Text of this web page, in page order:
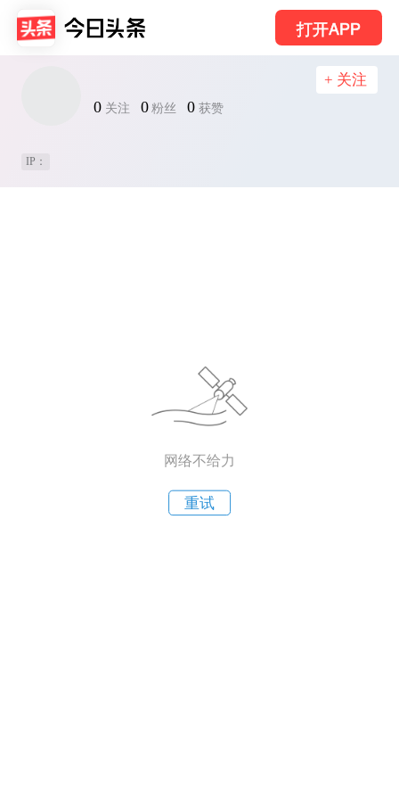
打开APP
0 关注 0 粉丝 0 获赞
+ 关注
IP：
网络不给力
重试